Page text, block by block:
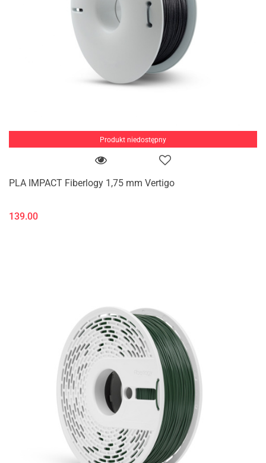
Produkt niedostępny
PLA IMPACT Fiberlogy 1,75 mm Vertigo
139.00